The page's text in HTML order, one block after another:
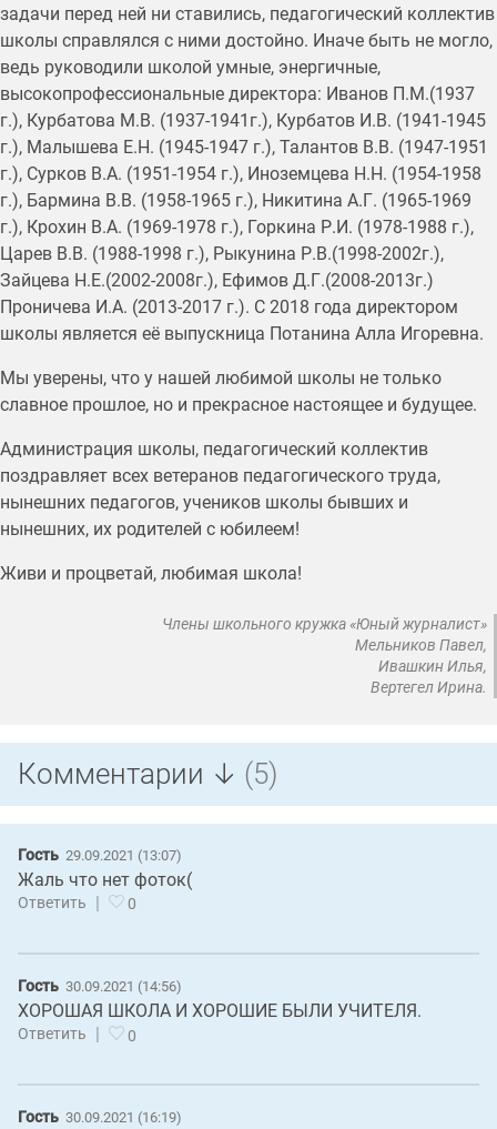
задачи перед ней ни ставились, педагогический коллектив
школы справлялся с ними достойно. Иначе быть не могло,
ведь руководили школой умные, энергичные,
высокопрофессиональные директора: Иванов П.М.(1937
г.), Курбатова М.В. (1937-1941г.), Курбатов И.В. (1941-1945
г.), Малышева Е.Н. (1945-1947 г.), Талантов В.В. (1947-1951
г.), Сурков В.А. (1951-1954 г.), Иноземцева Н.Н. (1954-1958
г.), Бармина В.В. (1958-1965 г.), Никитина А.Г. (1965-1969
г.), Крохин В.А. (1969-1978 г.), Горкина Р.И. (1978-1988 г.),
Царев В.В. (1988-1998 г.), Рыкунина Р.В.(1998-2002г.),
Зайцева Н.Е.(2002-2008г.), Ефимов Д.Г.(2008-2013г.)
Проничева И.А. (2013-2017 г.). С 2018 года директором
школы является её выпускница Потанина Алла Игоревна.
Мы уверены, что у нашей любимой школы не только
славное прошлое, но и прекрасное настоящее и будущее.
Администрация школы, педагогический коллектив
поздравляет всех ветеранов педагогического труда,
нынешних педагогов, учеников школы бывших и
нынешних, их родителей с юбилеем!
Живи и процветай, любимая школа!
Члены школьного кружка «Юный журналист»
Мельников Павел,
Ивашкин Илья,
Вертегел Ирина.
Комментарии ↓ (5)
Гость 29.09.2021 (13:07)
Жаль что нет фоток(
Ответить | 0
Гость 30.09.2021 (14:56)
ХОРОШАЯ ШКОЛА И ХОРОШИЕ БЫЛИ УЧИТЕЛЯ.
Ответить 0
Гость 30.09.2021 (16:19)